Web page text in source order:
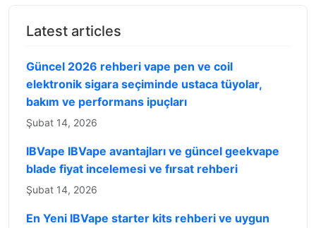
Latest articles
Güncel 2026 rehberi vape pen ve coil
elektronik sigara seçiminde ustaca tüyolar,
bakım ve performans ipuçları
Şubat 14, 2026
IBVape IBVape avantajları ve güncel geekvape
blade fiyat incelemesi ve fırsat rehberi
Şubat 14, 2026
En Yeni IBVape starter kits rehberi ve uygun